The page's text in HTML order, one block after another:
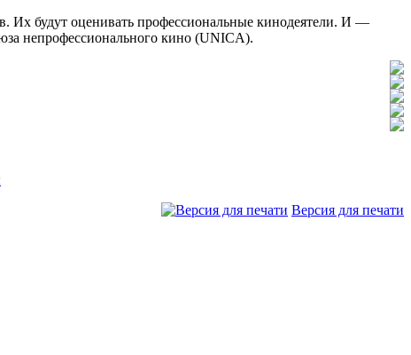
Их будут оценивать профессиональные кинодеятели. И —
непрофессионального кино (UNICA).
Версия для печати